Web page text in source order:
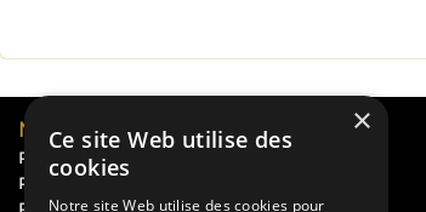
NOS RUBANS
Ruban personnalisé baptême
Ruban personnalisé mariage
×
Ce site Web utilise des
cookies
Notre site Web utilise des cookies pour